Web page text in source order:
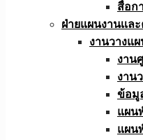
สื่อก
ฝ่ายแผนงานเเล
งานวางแ
งาน
งาน
ข้อมู
แผน
แผน